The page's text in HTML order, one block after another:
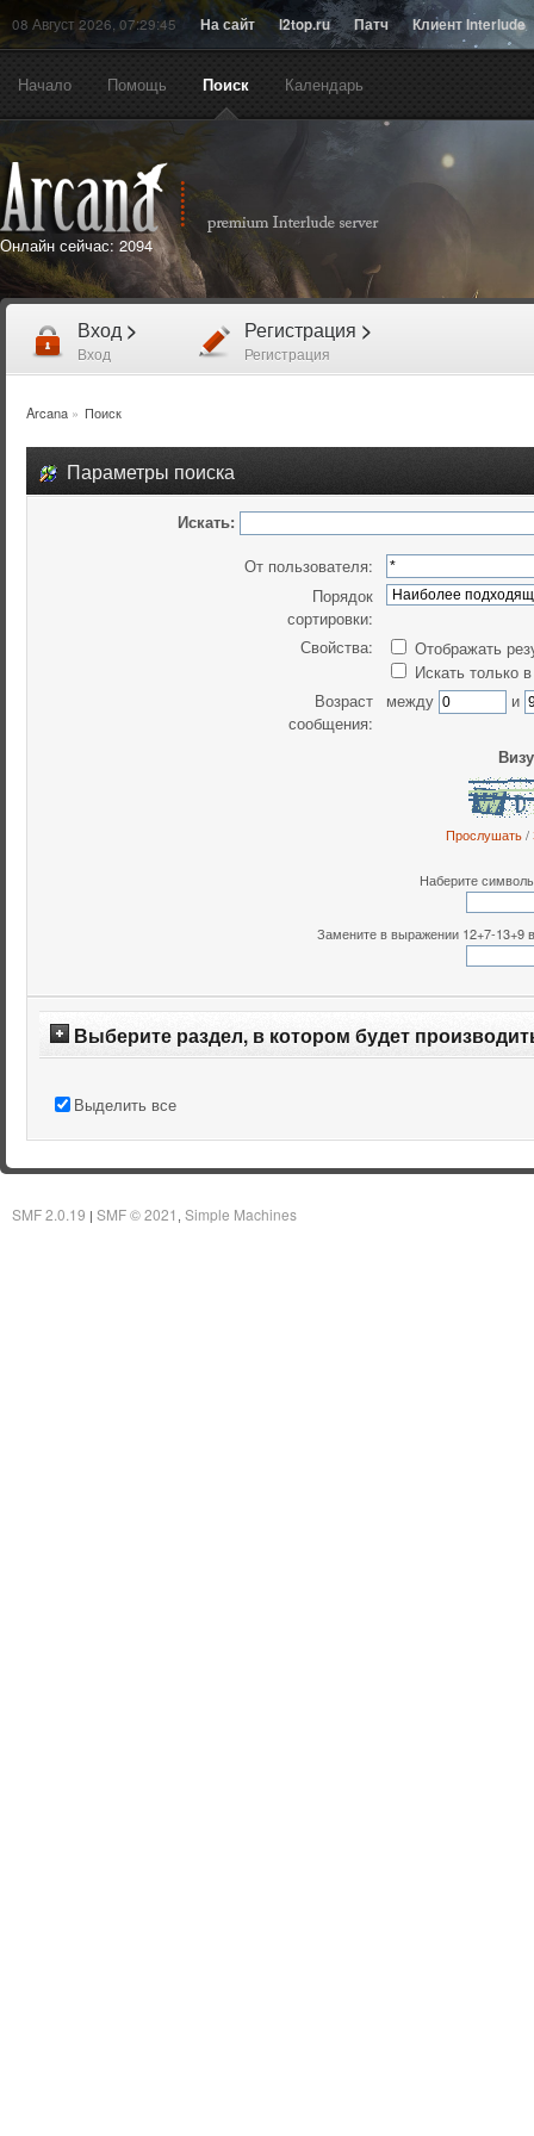
08 Август 2026, 07:29:45 На сайт l2top.ru Патч Клиент Interlude
Начало Помощь Поиск Календарь
Онлайн сейчас: 2094
Вход >
Вход
Регистрация >
Регистрация
Arcana» Поиск
Параметры поиска
Искать:
От пользователя:
Порядок
сортировки:
Свойства:
Отображать
Искать только
Возраст
сообщения:
между и
Прослушать/
Наберите
Замените в выражении 12+7-13+9
Выберите раздел, в котором будет
Выделить все
SMF 2.0.19 | SMF © 2021 Simple Machines